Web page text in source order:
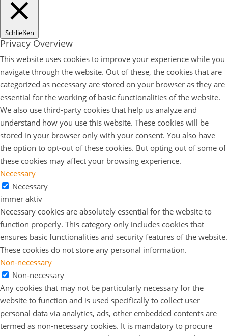
Schließen
Privacy Overview
This website uses cookies to improve your experience while you
navigate through the website. Out of these, the cookies that are
categorized as necessary are stored on your browser as they are
essential for the working of basic functionalities of the website.
We also use third-party cookies that help us analyze and
understand how you use this website. These cookies will be
stored in your browser only with your consent. You also have
the option to opt-out of these cookies. But opting out of some of
these cookies may affect your browsing experience.
Necessary
Necessary
immer aktiv
Necessary cookies are absolutely essential for the website to
function properly. This category only includes cookies that
ensures basic functionalities and security features of the website.
These cookies do not store any personal information.
Non-necessary
Non-necessary
Any cookies that may not be particularly necessary for the
website to function and is used specifically to collect user
personal data via analytics, ads, other embedded contents are
termed as non-necessary cookies. It is mandatory to procure